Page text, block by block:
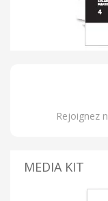
Rejoignez
MEDIA KIT